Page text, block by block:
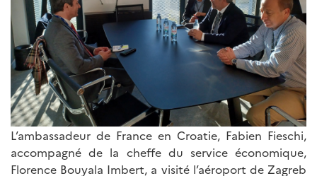
L’ambassadeur de France en Croatie, Fabien Fieschi,
accompagné de la cheffe du service économique,
Florence Bouyala Imbert, a visité l’aéroport de Zagreb